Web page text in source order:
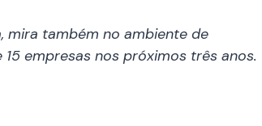
mira também no ambiente de
empresas nos próximos três anos.